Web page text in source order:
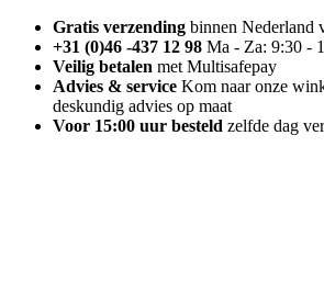
Gratis verzending binnen Nederland
+31 (0)46 -437 12 98 Ma - Za: 9:30 -
Veilig betalen met Multisafepay
Advies & service Kom naar onze
deskundig advies op maat
Voor 15:00 uur besteld zelfde dag